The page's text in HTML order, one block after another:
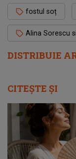
DISTRIBUIE
fostul soț
Alina Sorescu
CITEȘTE ȘI